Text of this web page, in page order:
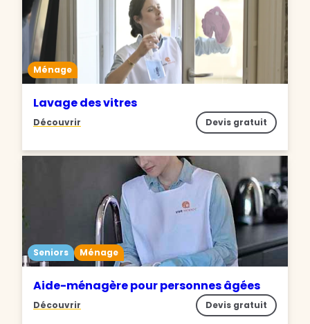
Ménage
Lavage des vitres
Découvrir Devis gratuit
Seniors Ménage
Aide-ménagère pour personnes âgées
Découvrir Devis gratuit